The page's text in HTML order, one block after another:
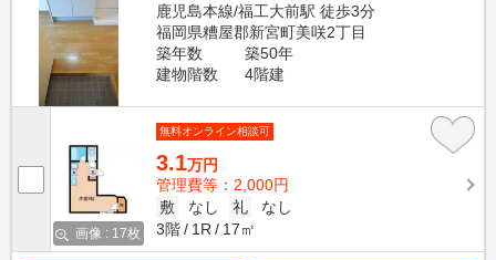
鹿児島本線/福工大前駅 徒歩3分
福岡県糟屋郡新宮町美咲2丁目
築年数
築50年
建物階数
4階建
画像 : 17枚
無料オンライン相談可
3.1万円
管理費等：2,000円
敷
なし 礼
なし
3階
1R 17㎡